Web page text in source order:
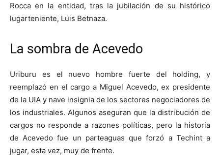
Rocca en la entidad, tras la jubilación de su histórico
lugarteniente, Luis Betnaza.
La sombra de Acevedo
Uriburu es el nuevo hombre fuerte del holding, y
reemplazó en el cargo a Miguel Acevedo, ex presidente
de la UIA y nave insignia de los sectores negociadores de
los industriales. Algunos aseguran que la distribución de
cargos no responde a razones políticas, pero la historia
de Acevedo fue un parteaguas que forzó a Techint a
jugar, esta vez, muy de frente.